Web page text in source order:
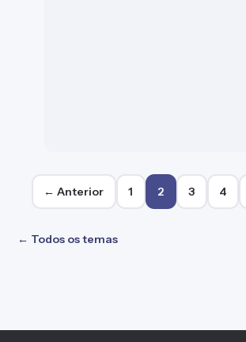
Paginação de posts
← Anterior 1 2 3 4
← Todos os temas